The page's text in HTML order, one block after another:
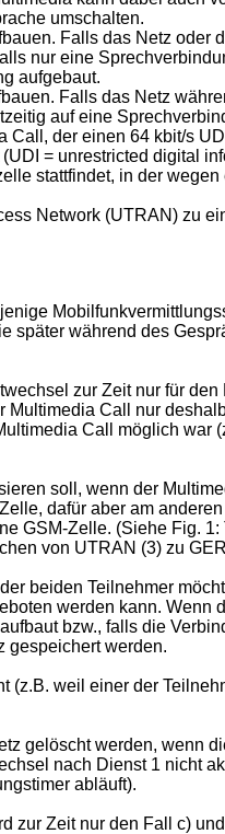
umschalten.
Falls das Netz
nur eine
aufgebaut.
Falls das Netz
auf eine
der einen 64 kbit/s
= unrestricted digital
stattfindet, in der
Network (UTRAN) zu
später während des
zur Zeit nur für
Call nur
Call möglich
soll, wenn der
dafür aber am
GSM-Zelle. (Siehe Fig.
von UTRAN (3) zu
beiden Teilnehmer
werden kann.
bzw., falls die
gespeichert werden.
(z.B. weil einer der
gelöscht werden, wenn
nach Dienst 1 nicht
abläuft).
zur Zeit nur den Fall c)